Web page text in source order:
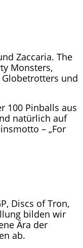
Zaccaria. The
Monsters,
Globetrotters und
100 Pinballs aus
natürlich auf
– „For
Discs of Tron,
bilden wir
Ära der
ab.